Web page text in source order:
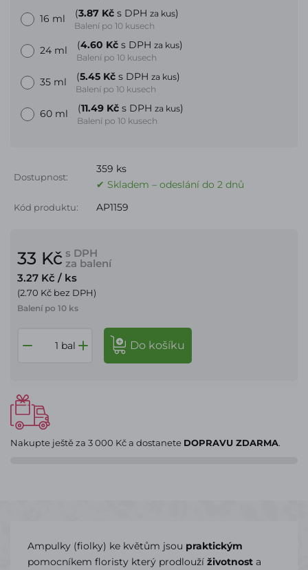
16 ml (3.87 Kč s DPH za kus)
Balení po 10 kusech
24 ml (4.60 Kč s DPH za kus)
Balení po 10 kusech
35 ml (5.45 Kč s DPH za kus)
Balení po 10 kusech
60 ml (11.49 Kč s DPH za kus)
Balení po 10 kusech
Dostupnost:
359 ks
✔ Skladem – odeslání do 2 dnů
Kód produktu: AP1159
33 Kč s DPH
za balení
3.27 Kč / ks
(2.70 Kč bez DPH)
Balení po 10 ks
bal do košíku
Nakupte ještě za 3 000 Kča dostanete DOPRAVU ZDARMA.
Ampulky (fiolky) ke květům jsou praktickým
pomocníkem floristy který prodlouží životnost a